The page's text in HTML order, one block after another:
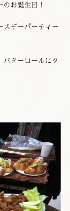
お誕生日！
スデーパーティー
バターロールにク